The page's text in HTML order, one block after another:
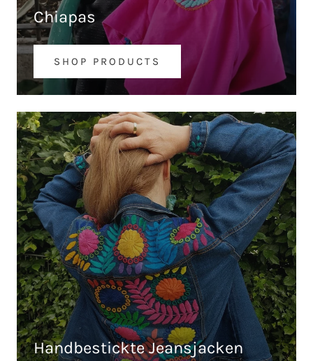
Chiapas
SHOP PRODUCTS
Handbestickte Jeansjacken